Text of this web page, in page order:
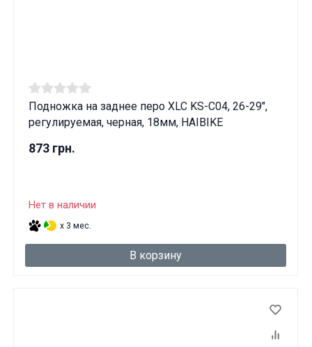
Подножка на заднее перо XLC KS-C04, 26-29",
регулируемая, черная, 18мм, HAIBIKE
873 грн.
Нет в наличии
x 3 мес.
В корзину